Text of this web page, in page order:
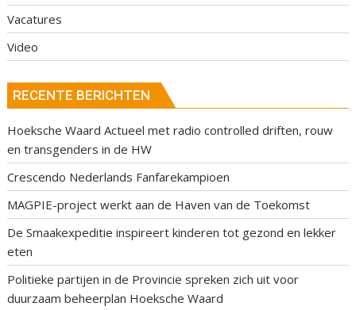
Vacatures
Video
RECENTE BERICHTEN
Hoeksche Waard Actueel met radio controlled driften, rouw
en transgenders in de HW
Crescendo Nederlands Fanfarekampioen
MAGPIE-project werkt aan de Haven van de Toekomst
De Smaakexpeditie inspireert kinderen tot gezond en lekker
eten
Politieke partijen in de Provincie spreken zich uit voor
duurzaam beheerplan Hoeksche Waard